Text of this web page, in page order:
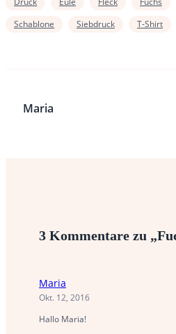
Schablone
Siebdruck T-Shirt
Maria
3 Kommentare zu
Maria
Okt. 12, 2016
Hallo Maria!